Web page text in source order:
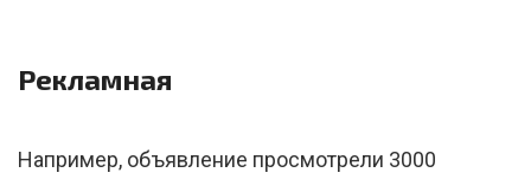
Рекламная
Например, объявление просмотрели 3000